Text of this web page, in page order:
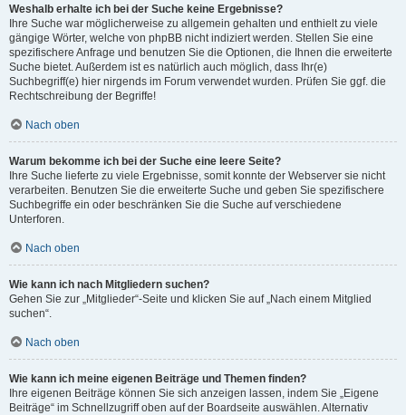
Weshalb erhalte ich bei der Suche keine Ergebnisse?
Ihre Suche war möglicherweise zu allgemein gehalten und enthielt zu viele
gängige Wörter, welche von phpBB nicht indiziert werden. Stellen Sie eine
spezifischere Anfrage und benutzen Sie die Optionen, die Ihnen die erweiterte
Suche bietet. Außerdem ist es natürlich auch möglich, dass Ihr(e)
Suchbegriff(e) hier nirgends im Forum verwendet wurden. Prüfen Sie ggf. die
Rechtschreibung der Begriffe!
Nach oben
Warum bekomme ich bei der Suche eine leere Seite?
Ihre Suche lieferte zu viele Ergebnisse, somit konnte der Webserver sie nicht
verarbeiten. Benutzen Sie die erweiterte Suche und geben Sie spezifischere
Suchbegriffe ein oder beschränken Sie die Suche auf verschiedene
Unterforen.
Nach oben
Wie kann ich nach Mitgliedern suchen?
Gehen Sie zur „Mitglieder“-Seite und klicken Sie auf „Nach einem Mitglied
suchen“.
Nach oben
Wie kann ich meine eigenen Beiträge und Themen finden?
Ihre eigenen Beiträge können Sie sich anzeigen lassen, indem Sie „Eigene
Beiträge“ im Schnellzugriff oben auf der Boardseite auswählen. Alternativ